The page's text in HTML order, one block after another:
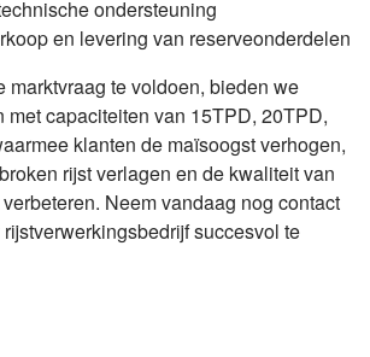
ondersteuning
en levering van reserveonderdelen
marktvraag te voldoen, bieden we
met capaciteiten van 15TPD, 20TPD,
klanten de maïsoogst verhogen,
rijst verlagen en de kwaliteit van
Neem vandaag nog contact
succesvol te